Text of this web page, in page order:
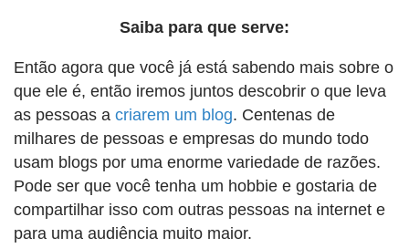
Saiba para que serve:
Então agora que você já está sabendo mais sobre o
que ele é, então iremos juntos descobrir o que leva
as pessoas a criarem um blog. Centenas de
milhares de pessoas e empresas do mundo todo
usam blogs por uma enorme variedade de razões.
Pode ser que você tenha um hobbie e gostaria de
compartilhar isso com outras pessoas na internet e
para uma audiência muito maior.